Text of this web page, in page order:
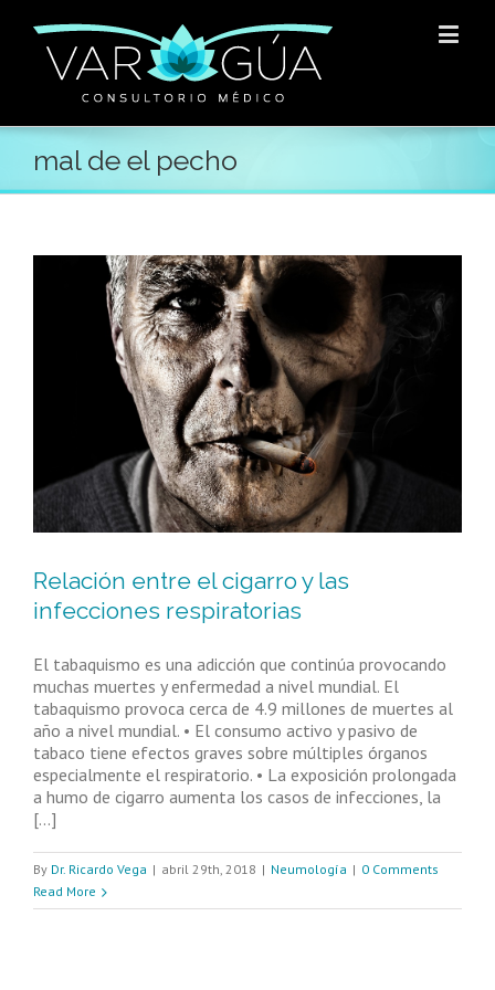
mal de el pecho
Relación entre el cigarro y las
infecciones respiratorias
El tabaquismo es una adicción que continúa provocando
muchas muertes y enfermedad a nivel mundial. El
tabaquismo provoca cerca de 4.9 millones de muertes al
año a nivel mundial. • El consumo activo y pasivo de
tabaco tiene efectos graves sobre múltiples órganos
especialmente el respiratorio. • La exposición prolongada
a humo de cigarro aumenta los casos de infecciones, la
[...]
By Dr. Ricardo Vega | abril 29th, 2018 | Neumología | 0 Comments
Read More